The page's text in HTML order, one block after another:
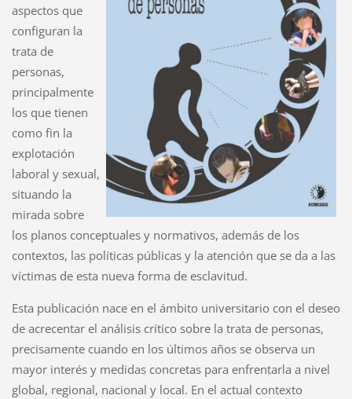
aspectos que
configuran la
trata de
personas,
principalmente
los que tienen
como fin la
explotación
laboral y sexual,
situando la
mirada sobre
los planos conceptuales y normativos, además de los
contextos, las políticas públicas y la atención que se da a las
víctimas de esta nueva forma de esclavitud.
Esta publicación nace en el ámbito universitario con el deseo
de acrecentar el análisis crítico sobre la trata de personas,
precisamente cuando en los últimos años se observa un
mayor interés y medidas concretas para enfrentarla a nivel
global, regional, nacional y local. En el actual contexto